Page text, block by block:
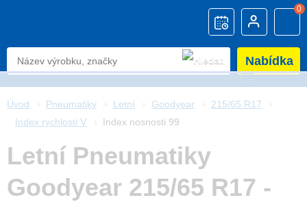
0
Nabídka
Úvod Pneumatiky Letní Goodyear
215/65 R17
Index rychlosti V
Index nosnosti 99
Letní Pneumatiky
Goodyear 215/65 R17 -